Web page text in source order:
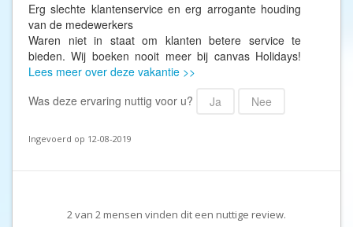
Erg slechte klantenservice en erg arrogante houding
van de medewerkers
Waren niet in staat om klanten betere service te
bieden. Wij boeken nooit meer bij canvas Holidays!
Lees meer over deze vakantie >>
Was deze ervaring nuttig voor u?
Ja Nee
Ingevoerd op 12-08-2019
2van 2 mensen vinden dit een nuttige review.